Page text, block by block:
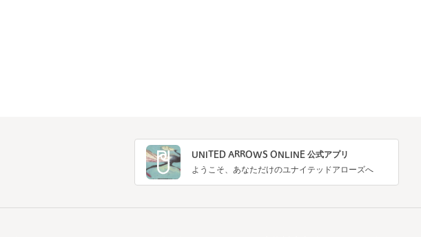
UNITED ARROWS ONLINE 公式アプリ
ようこそ、あなただけのユナイテッドアローズへ